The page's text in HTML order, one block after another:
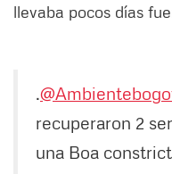
llevaba pocos días
.
recuperaron 2
una Boa